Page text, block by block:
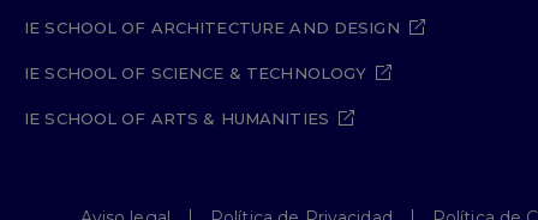
IE SCHOOL OF ARCHITECTURE AND DESIGN
IE SCHOOL OF SCIENCE & TECHNOLOGY
IE SCHOOL OF ARTS & HUMANITIES